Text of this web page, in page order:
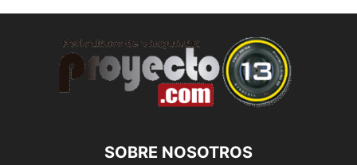
SOBRE NOSOTROS